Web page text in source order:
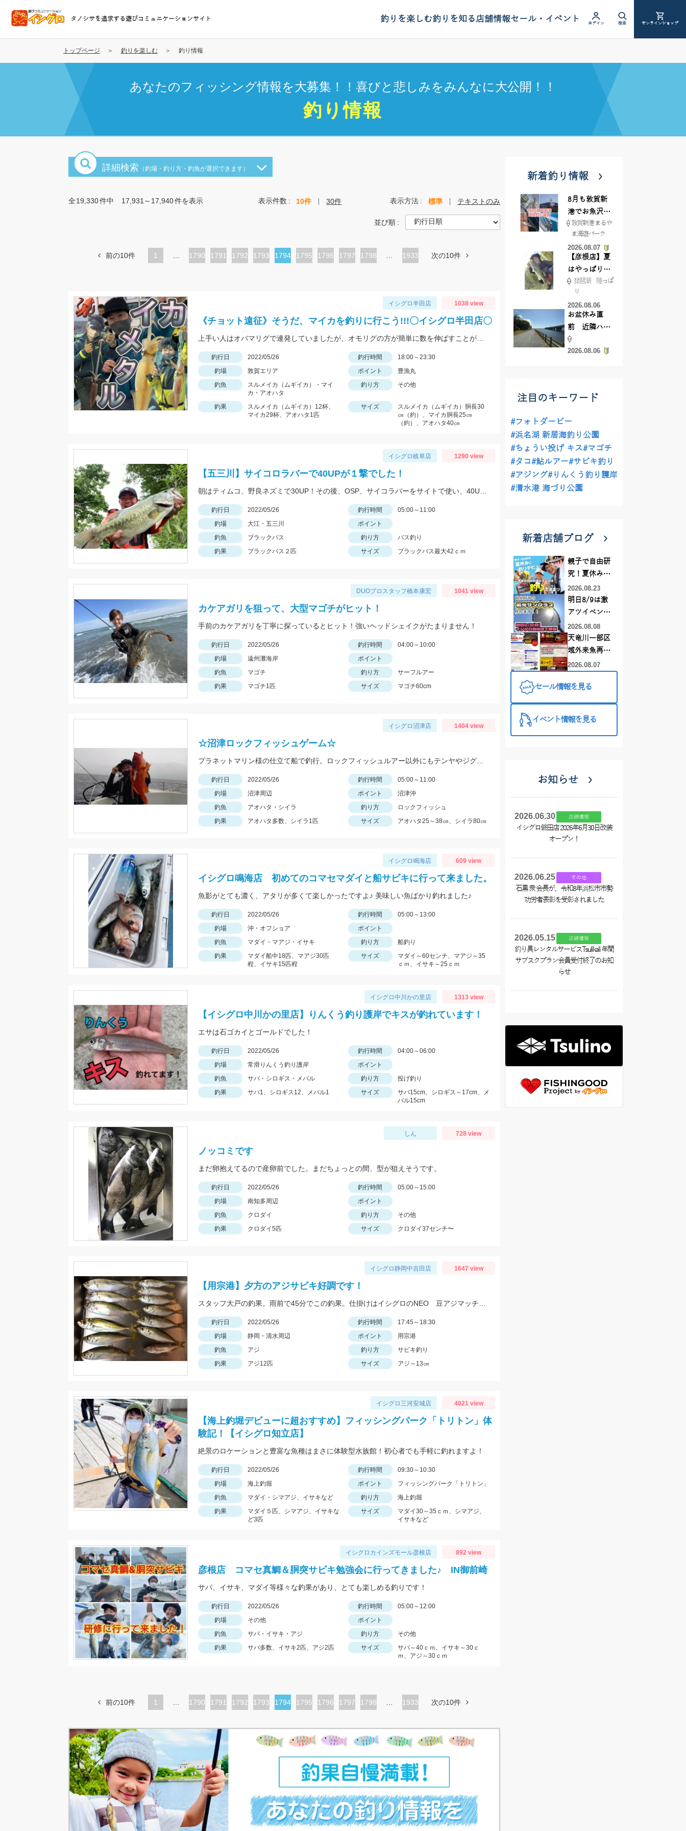
コ
テ
タノシサを追求する遊びコミュニケーションサイト 釣りを楽しむ釣りを知る店舗情報セール・イベント ログイン 検索 オンラインショップ
トップページ 釣りを楽しむ 釣り情報
あなたのフィッシング情報を大募集！！喜びと悲しみをみんなに大公開！！
釣り情報
詳細検索 （釣場・釣り方・釣魚が選択できます）
全19,330件中 17,931～17,940件を表示 表示件数 10件 30件 表示方法 標準 テキストのみ
並び順
前の10件 1
ペ
1790
ペ
1791
ペ
1792
ペ
1793
カ
ペ
1794
ペ
1795
ペ
1796
ペ
1797
ペ
1798 1933 次の10件
イシグロ半田店 1038 view
《チョット遠征》そうだ、マイカを釣りに行こう!!!〇イシグロ半田店〇
釣行日 2022/05/26 釣行時間
18:00～23:30
釣場
敦賀エリア ポイント
豊漁丸
釣魚
スルメイカ（ムギイカ）・マイ
カ・アオハタ
釣り方 その他
釣果
スルメイカ（ムギイカ）12杯、
マイカ29杯、アオハタ1匹
サイズ
スルメイカ（ムギイカ）胴長30
㎝（約）、マイカ胴長25㎝
（約）、アオハタ40㎝
イシグロ岐阜店 1290 view
【五三川】サイコロラバーで40UPが１撃でした！
釣行日 2022/05/26 釣行時間
05:00～11:00
釣場
大江・五三川
ポイント
釣魚
ブラックバス 釣り方
バス釣り
釣果
ブラックバス２匹 サイズ ブラックバス最大42ｃｍ
DUOプロスタッフ橋本康宏 1041 view
カケアガリを狙って、大型マゴチがヒット！
手前のカケアガリを丁寧に探っているとヒット！強いヘッドシェイクがたまりません！
釣行日 2022/05/26 釣行時間
04:00～10:00
釣場
遠州灘海岸
ポイント
釣魚
マゴチ 釣り方
サーフルアー
釣果
マゴチ1匹 サイズ マゴチ60cm
イシグロ沼津店 1404 view
☆沼津ロックフィッシュゲーム☆
釣行日 2022/05/26 釣行時間
05:00～11:00
釣場
沼津周辺 ポイント
沼津沖
釣魚
アオハタ・シイラ 釣り方
ロックフィッシュ
釣果
アオハタ多数、シイラ1匹 サイズ アオハタ25～38㎝、シイラ80㎝
イシグロ鳴海店 609 view
イシグロ鳴海店 初めてのコマセマダイと船サビキに行って来ました。
魚影がとても濃く、アタリが多くて楽しかったですよ♪ 美味しい魚ばかり釣れました♪
釣行日 2022/05/26 釣行時間
05:00～13:00
釣場
沖・オフショア
ポイント
釣魚
マダイ・マアジ・イサキ 釣り方
船釣り
釣果
マダイ船中18匹、マアジ30匹
程、イサキ15匹程
サイズ
マダイ～60センチ、マアジ～35
ｃｍ、イサキ～25ｃｍ
イシグロ中川かの里店 1313 view
【イシグロ中川かの里店】りんくう釣り護岸でキスが釣れています！
エサは石ゴカイとゴールドでした！
釣行日 2022/05/26 釣行時間
04:00～06:00
釣場
常滑りんくう釣り護岸
ポイント
釣魚
サバ・シロギス・メバル 釣り方
投げ釣り
釣果
サバ1、シロギス12、メバル1 サイズ
サバ15cm、シロギス～17cm、メ
バル15cm
しん 728 view
ノッコミです
まだ卵抱えてるので産卵前でした。まだちょっとの間、型が狙えそうです。
釣行日 2022/05/26 釣行時間
05:00～15:00
釣場
南知多周辺
ポイント
釣魚
クロダイ 釣り方
その他
釣果
クロダイ5匹 サイズ クロダイ37センチ〜
イシグロ静岡中吉田店 1647 view
【用宗港】夕方のアジサビキ好調です！
釣行日 2022/05/26 釣行時間
17:45～18:30
釣場
静岡・清水周辺 ポイント
用宗港
釣魚
アジ 釣り方
サビキ釣り
釣果
アジ12匹 サイズ アジ～13㎝
イシグロ三河安城店 4021 view
【海上釣堀デビューに超おすすめ】フィッシングパーク「トリトン」体
験記！【イシグロ知立店】
絶景のロケーションと豊富な魚種はまさに体験型水族館！初心者でも手軽に釣れますよ！
釣行日 2022/05/26 釣行時間
09:30～10:30
釣場
海上釣堀 ポイント
フィッシングパーク「トリトン」
釣魚
マダイ・シマアジ、イサキなど 釣り方
海上釣堀
釣果
マダイ５匹、シマアジ、イサキな
ど3匹
サイズ
マダイ30～35ｃｍ、シマアジ、
イサキなど
イシグロカインズモール彦根店 892 view
彦根店 コマセ真鯛＆胴突サビキ勉強会に行ってきました♪ IN御前崎
サバ、イサキ、マダイ等様々な釣果があり、とても楽しめる釣りです！
釣行日 2022/05/26 釣行時間
05:00～12:00
釣場
その他
ポイント
釣魚
サバ・イサキ・アジ 釣り方
その他
釣果
サバ多数、イサキ2匹、アジ2匹 サイズ
サバ～40ｃｍ、イサキ～30ｃ
ｍ、アジ～30ｃｍ
前の10件 1
ペ
1790
ペ
ジ
1791
ペ
1792
ペ
1793
カ
ト
ジ
1794
ペ
1795
ペ
1796
ペ
1797
ペ
1798 1933 次の10件
新着釣り情報
8月も敦賀新
港でお魚沢山
♪ イシグロ彦
根店
敦賀新港 まるや
ま海遊パーク
2026.08.07
【彦根店】夏
はやっぱりカ
バー撃ち
【45cmキャ
ッチ】
琵琶湖 陸っぱ
り
2026.08.06
お盆休み直
前 近隣ハゼ
釣り場調査し
てきました
2026.08.06
注目のキーワード
#フォトダービー
#浜名湖 新居海釣り公園
#ちょうい投げ キス#マゴチ
#タコ#鮎ルアー#サビキ釣り
#アジング#りんくう釣り護岸
#清水港 海づり公園
新着店舗ブログ
親子で自由研
究！夏休みに
釣りデビュー
2026.08.23
明日8/9は激
アツイベント
日！！！～オ
ーダー偏光グ
ラス受注会～
2026.08.08
天竜川一部区
域外来魚再放
流禁止となり
2026.08.07
セール情報を見る
イベント情報を見る
お知らせ
2026.06.30 店舗情報
イシグロ磐田店 2026年6月30日改装
オープン！
2026.06.25 その他
石黒 衆 会長が、令和8年浜松市市勢
功労者表彰を受彰されました
2026.05.15 店舗情報
釣り具レンタルサービスTsulikali 年間
サブスクプラン会員受付終了のお知
らせ